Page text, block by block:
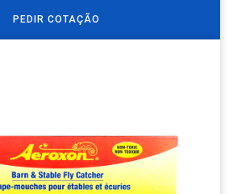
PEDIR COTAÇÃO